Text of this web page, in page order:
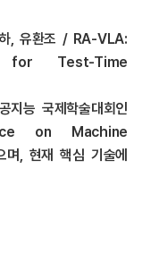
, 유환조 / RA-VLA:
for Test-Time
지능 국제학술대회인
on Machine
, 현재 핵심 기술에